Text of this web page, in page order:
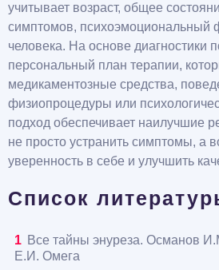
учитывает возраст, общее
симптомов, психоэмоциональный
человека. На основе диагностики
персональный план терапии,
медикаментозные средства,
физиопроцедуры или
подход обеспечивает наилучшие
не просто устранить симптомы, а
уверенность в себе и улучшить
Список
Все тайны энуреза. Османов
Е.И. Омега